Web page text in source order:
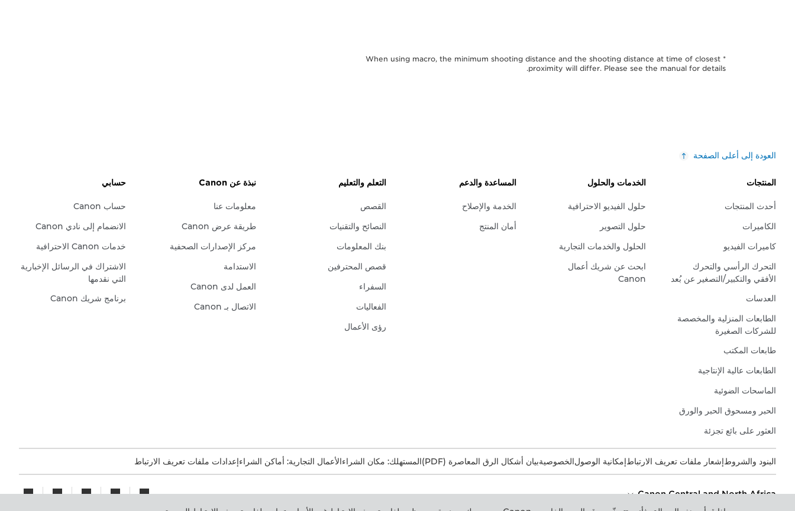
* When using macro, the minimum shooting distance and the shooting distance at time of closest
proximity will differ. Please see the manual for details.
العودة إلى أعلى الصفحة
المنتجات
أحدث المنتجات
الكاميرات
كاميرات الفيديو
التحرك الرأسي والتحرك
الأفقي والتكبير/التصغير عن بُعد
العدسات
الطابعات المنزلية والمخصصة
للشركات الصغيرة
طابعات المكتب
الطابعات عالية الإنتاجية
الماسحات الضوئية
الحبر ومسحوق الحبر والورق
العثور على بائع تجزئة
الخدمات والحلول
حلول الفيديو الاحترافية
حلول التصوير
الحلول والخدمات التجارية
ابحث عن شريك أعمال
Canon
المساعدة والدعم
الخدمة والإصلاح
أمان المنتج
التعلم والتعليم
القصص
النصائح والتقنيات
بنك المعلومات
قصص المحترفين
السفراء
الفعاليات
رؤى الأعمال
نبذة عن Canon
معلومات عنا
طريقة عرض Canon
مركز الإصدارات الصحفية
الاستدامة
العمل لدى Canon
الاتصال بـ Canon
حسابي
حساب Canon
الانضمام إلى نادي Canon
خدمات Canon الاحترافية
الاشتراك في الرسائل الإخبارية
التي نقدمها
برنامج شريك Canon
البنود والشروطإشعار ملفات تعريف الارتباطإمكانية الوصولالخصوصيةبيان أشكال الرق المعاصرة (PDF) المستهلك: مكان الشراءالأعمال التجارية: أماكن الشراءإعدادات ملفات تعريف الارتباط
Canon Central and North Africa